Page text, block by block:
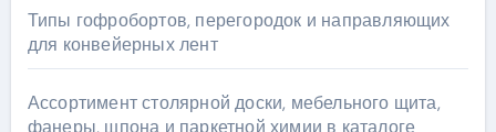
Типы гофробортов, перегородок и направляющих
для конвейерных лент
Ассортимент столярной доски, мебельного щита,
фанеры, шпона и паркетной химии в каталоге